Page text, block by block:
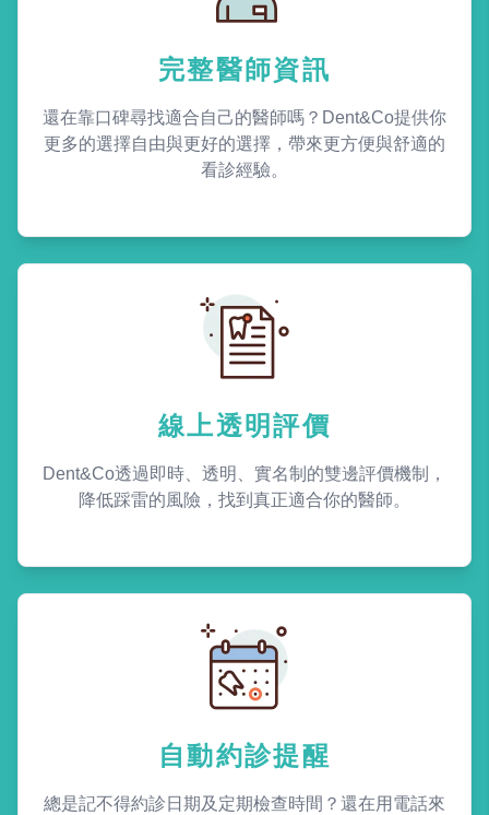
完整醫師資訊
還在靠口碑尋找適合自己的醫師嗎？Dent&Co提供你
更多的選擇自由與更好的選擇，帶來更方便與舒適的
看診經驗。
線上透明評價
Dent&Co透過即時、透明、實名制的雙邊評價機制，
降低踩雷的風險，找到真正適合你的醫師。
自動約診提醒
總是記不得約診日期及定期檢查時間？還在用電話來